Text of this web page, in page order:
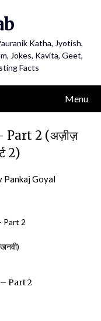
Katha, Jyotish,
Jokes, Kavita, Geet,
Facts
Menu
2 (अज़ीज़
2)
Pankaj Goyal
Part 2